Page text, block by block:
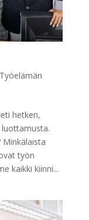
Työelämän
hetken,
Minkälaista
työn
kaikki kiinni...